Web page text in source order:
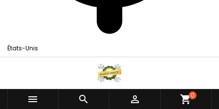
États-Unis
   shopping_cart0